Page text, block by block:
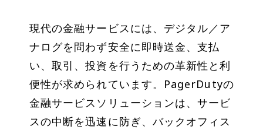
現代の金融サービスには、デジタル／ア
ナログを問わず安全に即時送金、支払
い、取引、投資を行うための革新性と利
便性が求められています。PagerDutyの
金融サービスソリューションは、サービ
スの中断を迅速に防ぎ、バックオフィス